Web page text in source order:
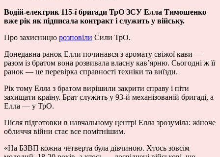
Водій-електрик 115-ї бригади ТрО ЗСУ Елла Тимошенко
вже рік як підписала контракт і служить у війську.
Про захисницю розповіли Сили ТрО.
Донедавна ранок Елли починався з аромату свіжої кави —
разом із братом вона розвивала власну кав’ярню. Сьогодні ж її
ранок — це перевірка справності техніки та виїзди.
Рік тому Елла з братом вирішили закрити справу і піти
захищати країну. Брат служить у 93-й механізованій бригаді, а
Елла — у ТрО.
Після підготовки в навчальному центрі Елла зрозуміла: жіноче
обличчя війни стає все помітнішим.
«На БЗВП кожна четверта була дівчиною. Хтось зовсім